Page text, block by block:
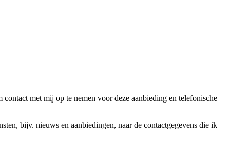
met mij op te nemen voor deze aanbieding en telefonische
bijv. nieuws en aanbiedingen, naar de contactgegevens die ik